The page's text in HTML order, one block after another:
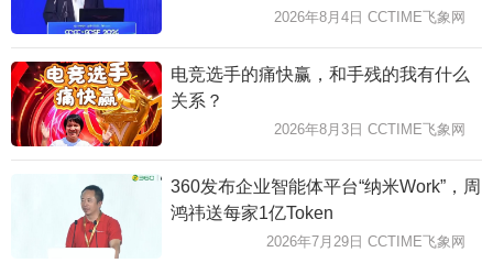
2026年8月4日 CCTIME飞象网
电竞选手的痛快赢，和手残的我有什么
关系？
2026年8月3日 CCTIME飞象网
360发布企业智能体平台“纳米Work”，周
鸿祎送每家1亿Token
2026年7月29日 CCTIME飞象网